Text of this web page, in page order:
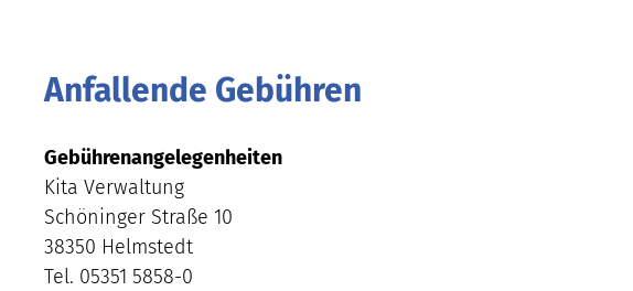
Anfallende Gebühren
Gebührenangelegenheiten
Kita Verwaltung
Schöninger Straße 10
38350 Helmstedt
Tel. 05351 5858-0